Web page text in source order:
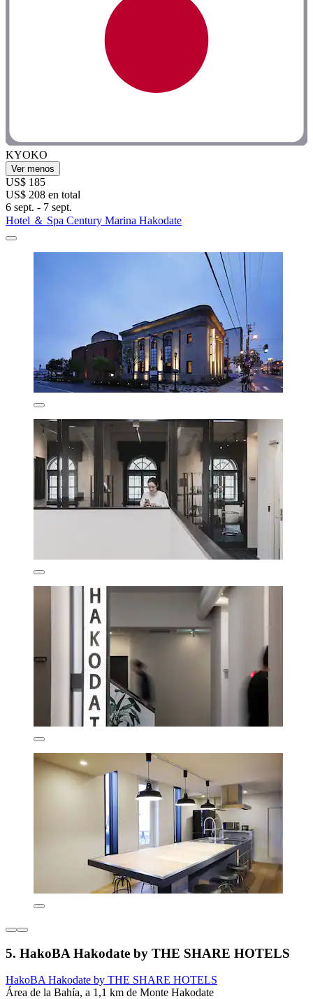
KYOKO
Ver menos
US$ 185
US$ 208 en total
6 sept. - 7 sept.
Hotel ＆ Spa Century Marina Hakodate
5. HakoBA Hakodate by THE SHARE HOTELS
HakoBA Hakodate by THE SHARE HOTELS
Área de la Bahía, a 1,1 km de Monte Hakodate